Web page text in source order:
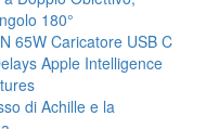
180°
65W Caricatore USB C
Apple Intelligence
di Achille e la